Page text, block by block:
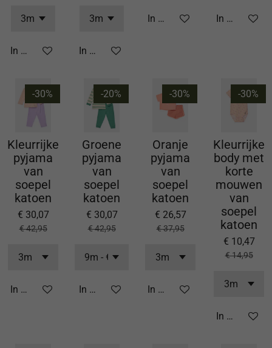
In winkelwagen In winkelwagen
In winkelwagen In
-30%
Kleurrijke
pyjama
van
soepel
katoen
€ 30,07
€ 42,95
In winkelwagen
-20%
Groene
pyjama
van
soepel
katoen
€ 30,07
€ 42,95
In winkelwagen
-30%
Oranje
pyjama
van
soepel
katoen
€ 26,57
€ 37,95
In winkelwagen
-30%
Kleurrijke
body met
korte
mouwen
van
soepel
katoen
€ 10,47
€ 14,95
In